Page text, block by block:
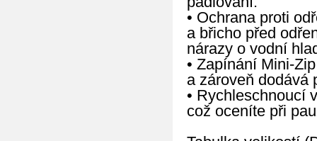
• Ochrana proti
a břicho před
nárazy o vodní
• Zapínání Mini-
a zároveň dodává
• Rychleschnoucí
což oceníte při